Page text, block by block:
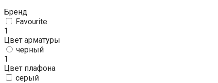
Бренд
Favourite
1
Цвет арматуры
черный
1
Цвет плафона
серый